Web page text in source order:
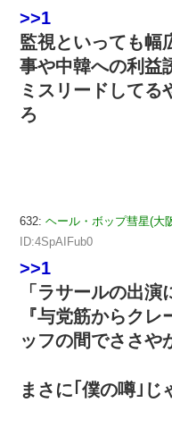
>>1
監視といっても幅
事や中韓への利益
ミスリードしてる
ろ
632: ヘール・ボップ彗星(大
ID:4SpAIFub0
>>1
「ラサールの出
『与党筋からク
ッフの間でささや
まさに｢僕の噂｣じ